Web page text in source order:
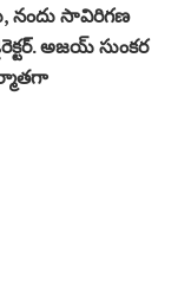
నందు సావిరిగణ
అజయ్ సుంకర